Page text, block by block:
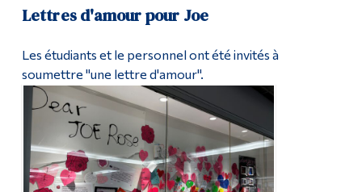
Lettres d'amour pour Joe
Les étudiants et le personnel ont été invités à
soumettre "une lettre d'amour".